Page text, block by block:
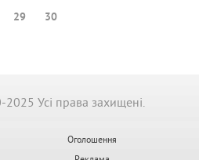
29
30
Усі права захищені.
Оголошення